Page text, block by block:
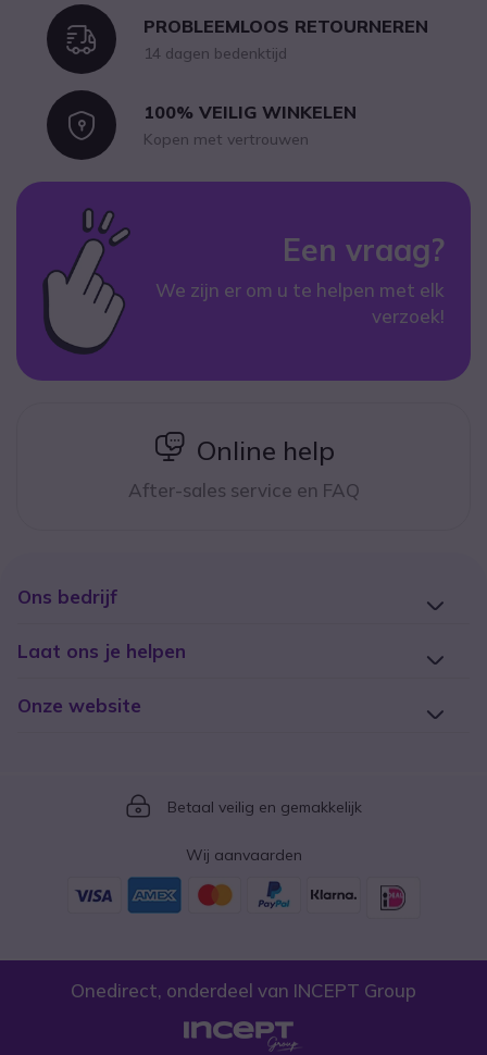
IconPROBLEEMLOOS RETOURNEREN
14 dagen bedenktijd
Icon100% VEILIG WINKELEN
Kopen met vertrouwen
Een vraag?
We zijn er om u te helpen met elk
verzoek!
icon
Online help
After-sales service en FAQ
Ons bedrijf
Laat ons je helpen
Onze website
Icon
Betaal veilig en gemakkelijk
Wij aanvaarden
Onedirect, onderdeel van INCEPT Group